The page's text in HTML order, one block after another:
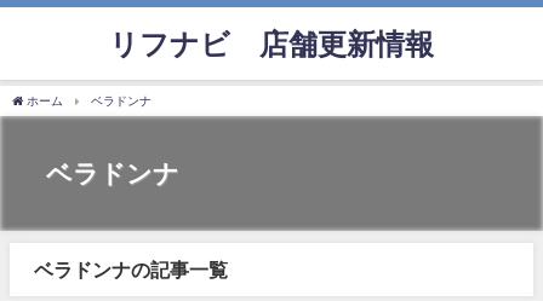
リフナビ®店舗更新情報
ホーム ベラドンナ
ベラドンナ
ベラドンナの記事一覧